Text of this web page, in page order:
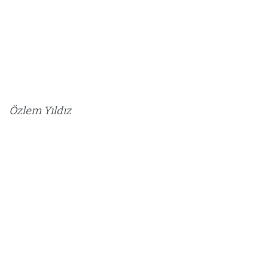
Özlem Yıldız